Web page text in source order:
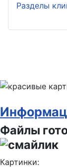
Разделы
Файлы
Картинки: